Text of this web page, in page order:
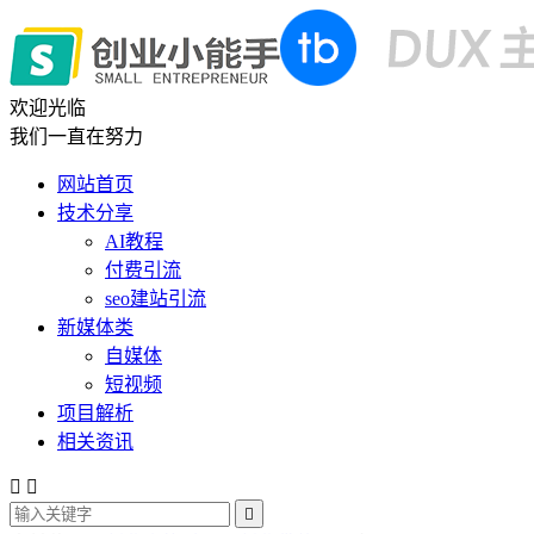
欢迎光临
我们一直在努力
网站首页
技术分享
AI教程
付费引流
seo建站引流
新媒体类
自媒体
短视频
项目解析
相关资讯
 
